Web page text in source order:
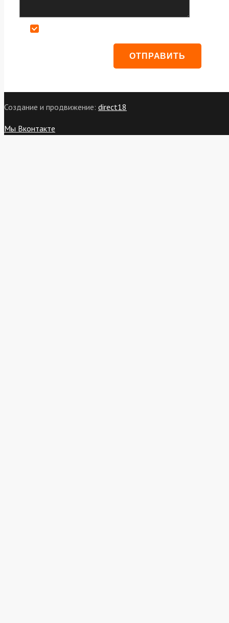
Создание и продвижение: direct18
Мы Вконтакте